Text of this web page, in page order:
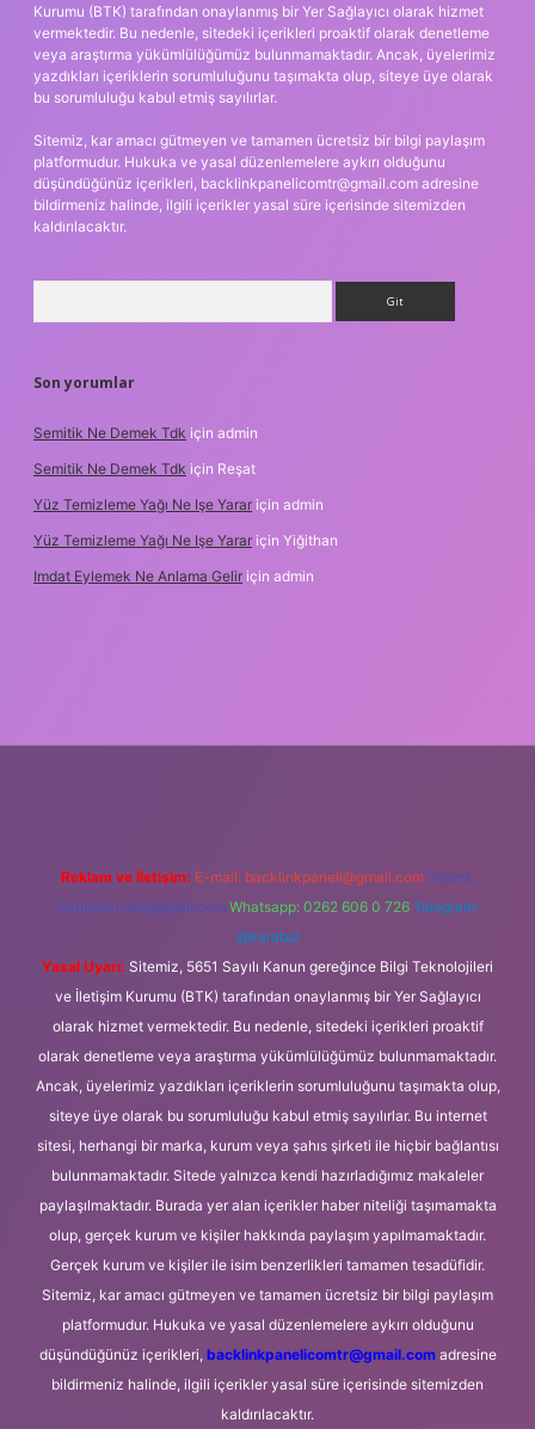
Kurumu (BTK) tarafından onaylanmış bir Yer Sağlayıcı olarak hizmet
vermektedir. Bu nedenle, sitedeki içerikleri proaktif olarak denetleme
veya araştırma yükümlülüğümüz bulunmamaktadır. Ancak, üyelerimiz
yazdıkları içeriklerin sorumluluğunu taşımakta olup, siteye üye olarak
bu sorumluluğu kabul etmiş sayılırlar.
Sitemiz, kar amacı gütmeyen ve tamamen ücretsiz bir bilgi paylaşım
platformudur. Hukuka ve yasal düzenlemelere aykırı olduğunu
düşündüğünüz içerikleri, backlinkpanelicomtr@gmail.com adresine
bildirmeniz halinde, ilgili içerikler yasal süre içerisinde sitemizden
kaldırılacaktır.
Son yorumlar
Semitik Ne Demek Tdk için admin
Semitik Ne Demek Tdk için Reşat
Yüz Temizleme Yağı Ne Işe Yarar için admin
Yüz Temizleme Yağı Ne Işe Yarar için Yiğithan
Imdat Eylemek Ne Anlama Gelir için admin
Reklam ve İletişim: E-mail: backlinkpaneli@gmail.com Teams:
forumhizmeti@gmail.com Whatsapp: 0262 606 0 726 Telegram:
@karabul
Yasal Uyarı: Sitemiz, 5651 Sayılı Kanun gereğince Bilgi Teknolojileri
ve İletişim Kurumu (BTK) tarafından onaylanmış bir Yer Sağlayıcı
olarak hizmet vermektedir. Bu nedenle, sitedeki içerikleri proaktif
olarak denetleme veya araştırma yükümlülüğümüz bulunmamaktadır.
Ancak, üyelerimiz yazdıkları içeriklerin sorumluluğunu taşımakta olup,
siteye üye olarak bu sorumluluğu kabul etmiş sayılırlar. Bu internet
sitesi, herhangi bir marka, kurum veya şahıs şirketi ile hiçbir bağlantısı
bulunmamaktadır. Sitede yalnızca kendi hazırladığımız makaleler
paylaşılmaktadır. Burada yer alan içerikler haber niteliği taşımamakta
olup, gerçek kurum ve kişiler hakkında paylaşım yapılmamaktadır.
Gerçek kurum ve kişiler ile isim benzerlikleri tamamen tesadüfidir.
Sitemiz, kar amacı gütmeyen ve tamamen ücretsiz bir bilgi paylaşım
platformudur. Hukuka ve yasal düzenlemelere aykırı olduğunu
düşündüğünüz içerikleri, backlinkpanelicomtr@gmail.comadresine
bildirmeniz halinde, ilgili içerikler yasal süre içerisinde sitemizden
kaldırılacaktır.